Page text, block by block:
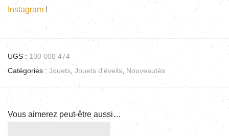
Instagram !
UGS : 100 008 474
Catégories : Jouets Jouets d'éveils Nouveautés
Vous aimerez peut-être aussi…